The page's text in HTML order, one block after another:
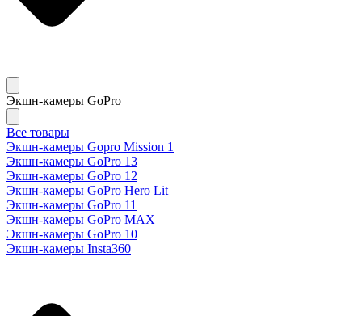
Экшн-камеры GoPro
Все товары
Экшн-камеры Gopro Mission 1
Экшн-камеры GoPro 13
Экшн-камеры GoPro 12
Экшн-камеры GoPro Hero Lit
Экшн-камеры GoPro 11
Экшн-камеры GoPro MAX
Экшн-камеры GoPro 10
Экшн-камеры Insta360